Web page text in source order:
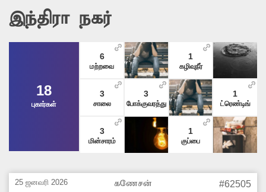
இந்திரா நகர்
18
புகார்கள்
6
மற்றவை
3
சாலை
3
மின்சாரம்
3
போக்குவரத்து
1
கழிவுநீர்
1
குப்பை
1
ட்ரெண்டிங்
25 ஜனவரி 2026
கணேசன்
#62505